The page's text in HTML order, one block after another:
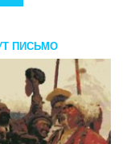
ПИСЬМО